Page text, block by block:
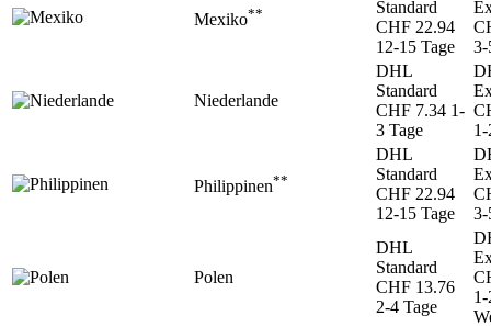
Mexiko**
Standard
CHF 22.94
12-15 Tage
3-
Niederlande
DHL
Standard
CHF 7.34 1-
3 Tage
1-
Philippinen**
DHL
Standard
CHF 22.94
12-15 Tage
3-
Polen
DHL
Standard
CHF 13.76
2-4 Tage
1-